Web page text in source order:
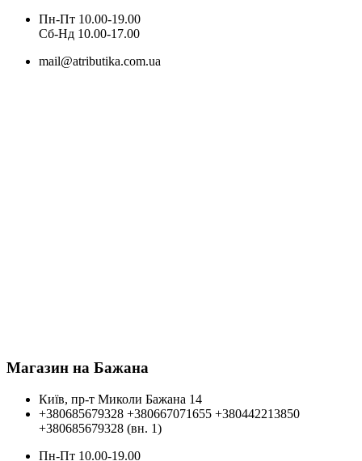
Пн-Пт 10.00-19.00
Cб-Нд 10.00-17.00
mail@atributika.com.ua
Магазин на Бажана
Київ, пр-т Миколи Бажана 14
+380685679328 +380667071655 +380442213850
+380685679328 (вн. 1)
Пн-Пт 10.00-19.00